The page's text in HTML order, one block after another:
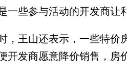
些参与活动的开发商让利
王山还表示，一些特价房
开发商愿意降价销售，房